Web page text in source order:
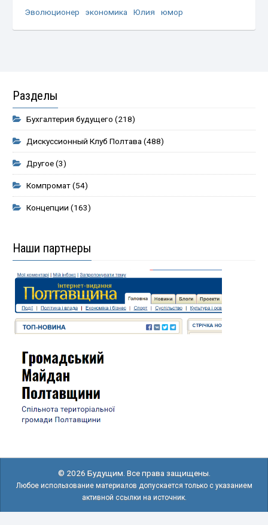
Эволюционер
экономика Юлия юмор
Разделы
Бухгалтерия будущего (218)
Дискуссионный Клуб Полтава(488)
Другое(3)
Компромат(54)
Концепции (163)
Наши партнеры
© 2026 Будущим. Все права защищены.
Любое использование материалов допускается только с указанием
активной ссылки на источник.